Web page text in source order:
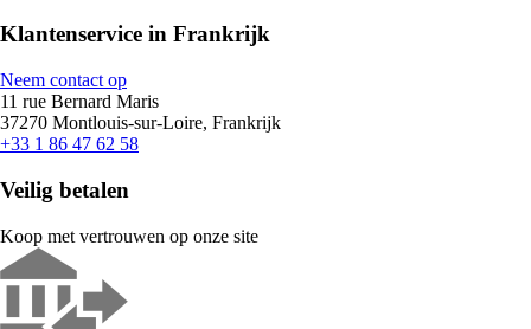
Klantenservice in Frankrijk
Neem contact op
11 rue Bernard Maris
37270 Montlouis-sur-Loire, Frankrijk
+33 1 86 47 62 58
Veilig betalen
Koop met vertrouwen op onze site